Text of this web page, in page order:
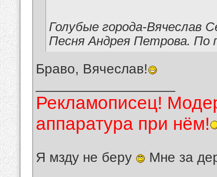
Голубые города-Вячеслав
Песня Андрея Петрова. По
Браво, Вячеслав!
Рекламописец!
аппаратура при нём!
Я мзду не беру Мне за